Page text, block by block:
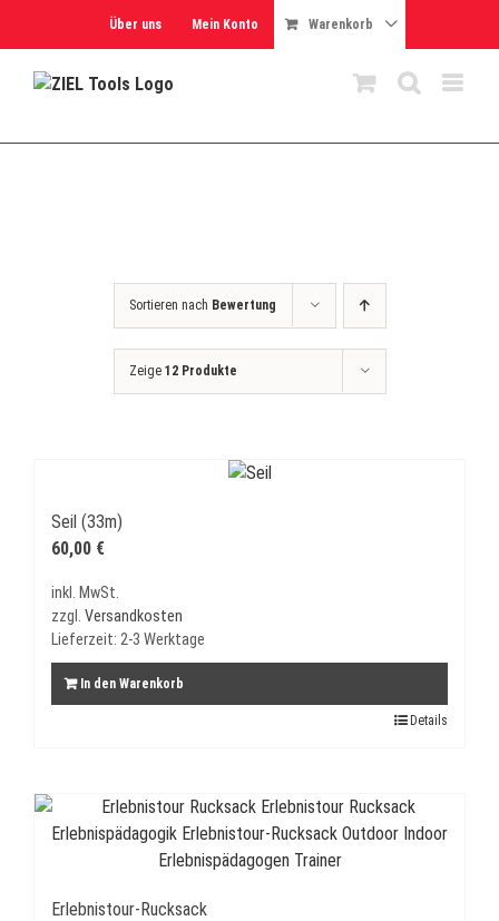
Über uns Mein Konto Warenkorb
Sortieren nach Bewertung
Zeige 12 Produkte
Seil (33m)
60,00 €
inkl. MwSt.
zzgl. Versandkosten
Lieferzeit: 2-3 Werktage
In den Warenkorb
Details
Erlebnistour-Rucksack